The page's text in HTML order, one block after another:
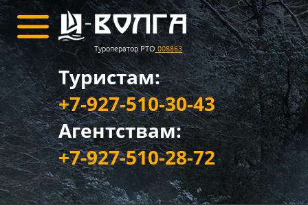
Туроператор РТО 008863
Туристам:
+7-927-510-30-43
Агентствам:
+7-927-510-28-72